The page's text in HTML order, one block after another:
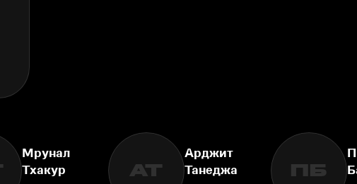
Мрунал
Тхакур
АТ
Арджит
Танеджа
ПБ